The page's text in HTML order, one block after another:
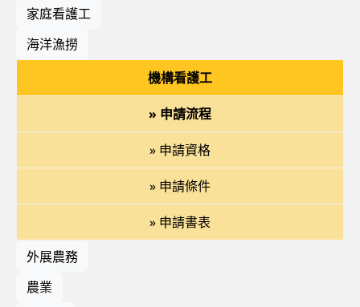
家庭看護工
海洋漁撈
機構看護工
» 申請流程
» 申請資格
» 申請條件
» 申請書表
外展農務
農業